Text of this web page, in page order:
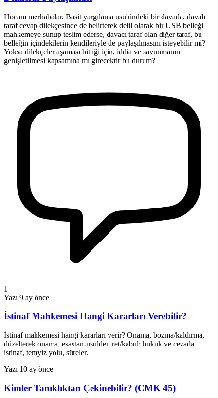
Hocam merhabalar. Basit yargılama usulündeki bir davada, davalı
taraf cevap dilekçesinde de belirterek delil olarak bir USB belleği
mahkemeye sunup teslim ederse, davacı taraf olan diğer taraf, bu
belleğin içindekilerin kendileriyle de paylaşılmasını isteyebilir mi?
Yoksa dilekçeler aşaması bittiği için, iddia ve savunmanın
genişletilmesi kapsamına mı girecektir bu durum?
1
Yazı 9 ay önce
İstinaf Mahkemesi Hangi Kararları Verebilir?
İstinaf mahkemesi hangi kararları verir? Onama, bozma/kaldırma,
düzelterek onama, esastan-usulden ret/kabul; hukuk ve cezada
istinaf, temyiz yolu, süreler.
Yazı 10 ay önce
Kimler Tanıklıktan Çekinebilir? (CMK 45)